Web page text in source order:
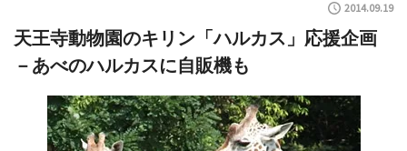
2014.09.19
天王寺動物園のキリン「ハルカス」応援企画
－あべのハルカスに自販機も